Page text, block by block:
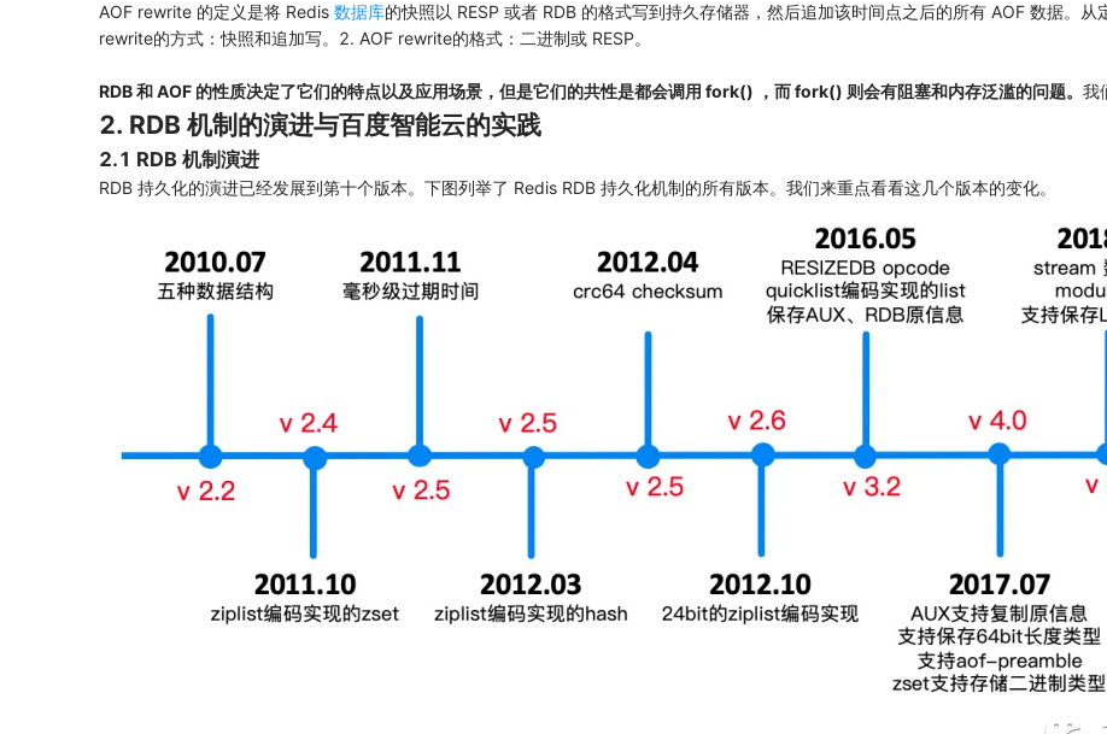
AOF rewrite 的定义是将 Redis 数据库的快照以 RESP 或者 RDB 的格式写到持久存储器，然后追加该时间点之后的所有 AOF 数据。
rewrite的方式：快照和追加写。2. AOF rewrite的格式：二进制或 RESP。
RDB 和 AOF 的性质决定了它们的特点以及应用场景，但是它们的共性是都会调用 fork() ，而 fork() 则会有阻塞和内存泛滥的问题。 我
2. RDB 机制的演进与百度智能云的实践
2.1 RDB 机制演进
RDB 持久化的演进已经发展到第十个版本。下图列举了 Redis RDB 持久化机制的所有版本。我们来重点看看这几个版本的变化。